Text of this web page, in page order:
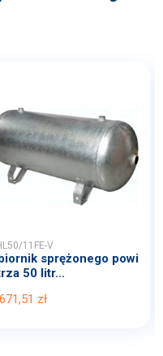
11FE-V
sprężonego powi
50 litr...
zł